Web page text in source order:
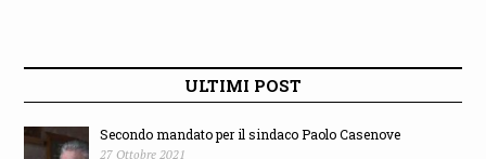
ULTIMI POST
Secondo mandato per il sindaco Paolo Casenove
27 Ottobre 2021